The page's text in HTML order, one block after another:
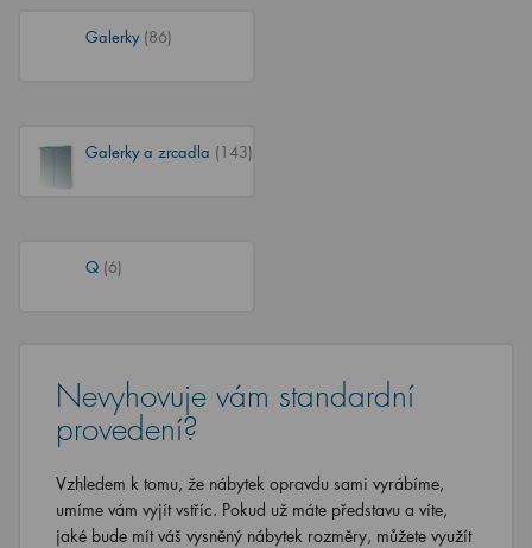
Galerky (86)
Galerky a zrcadla (143)
Q (6)
Nevyhovuje vám standardní
provedení?
Vzhledem k tomu, že nábytek opravdu sami vyrábíme,
umíme vám vyjít vstříc. Pokud už máte představu a víte,
jaké bude mít váš vysněný nábytek rozměry, můžete využít